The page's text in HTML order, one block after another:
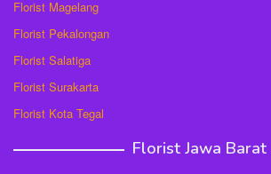
Florist Magelang
Florist Pekalongan
Florist Salatiga
Florist Surakarta
Florist Kota Tegal
Florist Jawa Barat